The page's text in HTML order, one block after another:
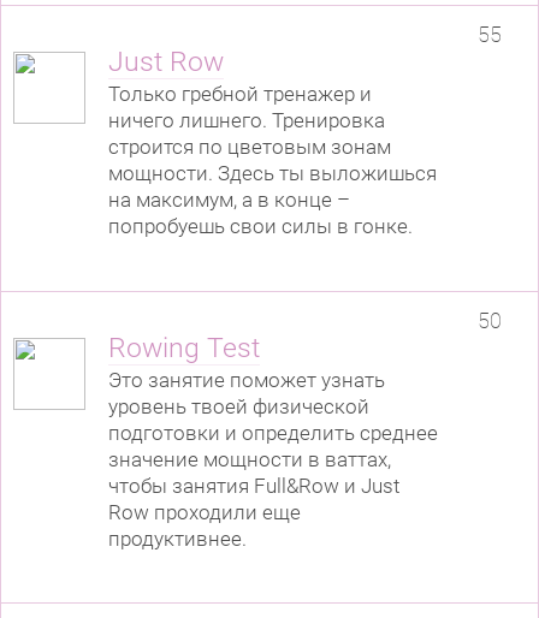
Just Row
Только гребной тренажер и
ничего лишнего. Тренировка
строится по цветовым зонам
мощности. Здесь ты выложишься
на максимум, а в конце –
попробуешь свои силы в гонке.
55
Rowing Test
Это занятие поможет узнать
уровень твоей физической
подготовки и определить среднее
значение мощности в ваттах,
чтобы занятия Full&Row и Just
Row проходили еще
продуктивнее.
50